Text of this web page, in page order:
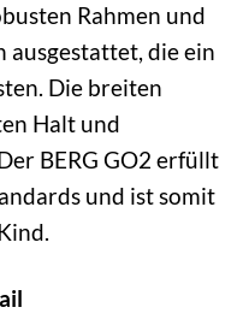
Rahmen und
die ein
Die breiten
Halt und
BERG GO2 erfüllt
und ist somit